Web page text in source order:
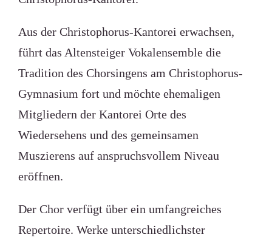
Aus der Christophorus-Kantorei erwachsen,
führt das Altensteiger Vokalensemble die
Tradition des Chorsingens am Christophorus-
Gymnasium fort und möchte ehemaligen
Mitgliedern der Kantorei Orte des
Wiedersehens und des gemeinsamen
Muszierens auf anspruchsvollem Niveau
eröffnen.
Der Chor verfügt über ein umfangreiches
Repertoire. Werke unterschiedlichster